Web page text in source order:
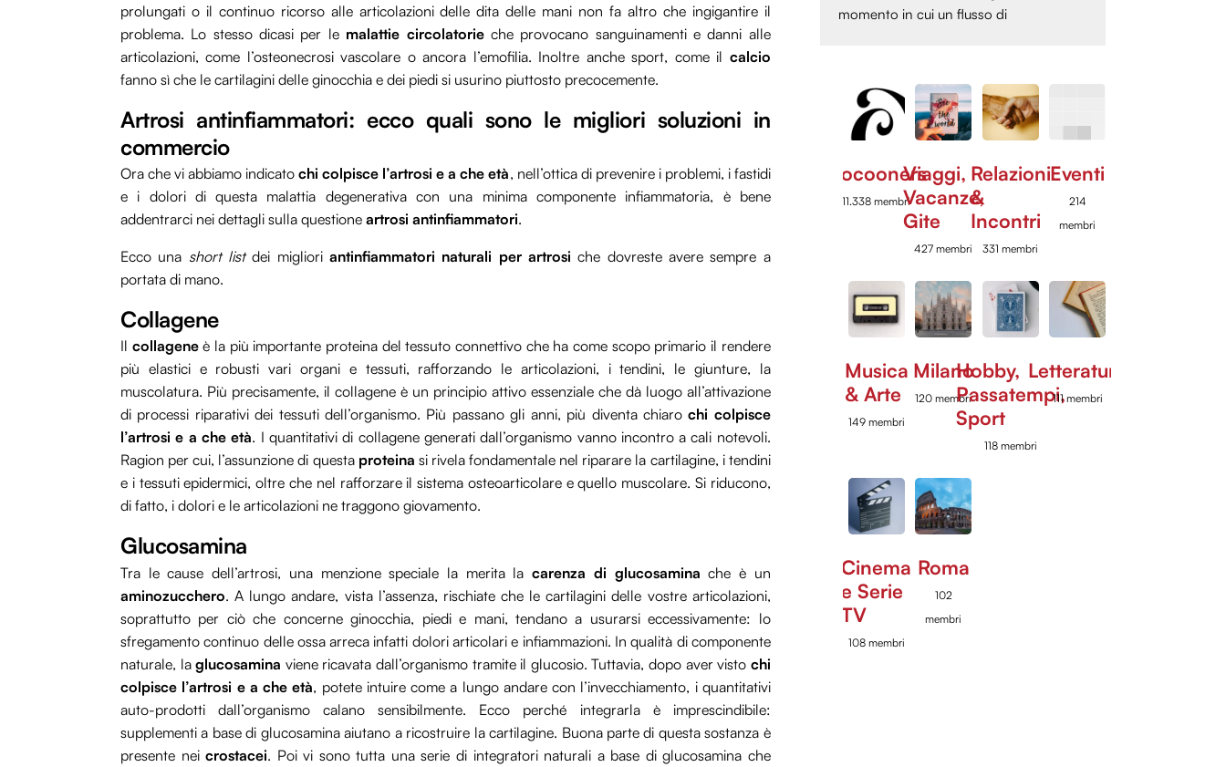
prolungati o il continuo ricorso alle articolazioni delle dita delle mani non fa altro che ingigantire il
problema. Lo stesso dicasi per le malattie circolatorieche provocano sanguinamenti e danni alle
articolazioni, come l’osteonecrosi vascolare o ancora l’emofilia. Inoltre anche sport, come il calcio
fanno sì che le cartilagini delle ginocchia e dei piedi si usurino piuttosto precocemente.
Artrosi antinfiammatori: ecco quali sono le migliori soluzioni in
commercio
Ora che vi abbiamo indicatochi colpisce l’artrosi e a che età, nell’ottica di prevenire i problemi, i fastidi
e i dolori di questa malattia degenerativa con una minima componente infiammatoria, è bene
addentrarci nei dettagli sulla questione artrosi antinfiammatori.
Ecco una short listdei miglioriantinfiammatori naturali per artrosi che dovreste avere sempre a
portata di mano.
Collagene
Il collageneè la più importante proteina del tessuto connettivo che ha come scopo primario il rendere
più elastici e robusti vari organi e tessuti, rafforzando le articolazioni, i tendini, le giunture, la
muscolatura. Più precisamente, il collagene è un principio attivo essenziale che dà luogo all’attivazione
di processi riparativi dei tessuti dell’organismo. Più passano gli anni, più diventa chiarochi colpisce
l’artrosi e a che età. I quantitativi di collagene generati dall’organismo vanno incontro a cali notevoli.
Ragion per cui, l’assunzione di questa proteina si rivela fondamentale nel riparare la cartilagine, i tendini
e i tessuti epidermici, oltre che nel rafforzare il sistema osteoarticolare e quello muscolare. Si riducono,
di fatto, i dolori e le articolazioni ne traggono giovamento.
Glucosamina
Tra le cause dell’artrosi, una menzione speciale la merita lacarenza di glucosamina che è un
aminozucchero. A lungo andare, vista l’assenza, rischiate che le cartilagini delle vostre articolazioni,
soprattutto per ciò che concerne ginocchia, piedi e mani, tendano a usurarsi eccessivamente: lo
sfregamento continuo delle ossa arreca infatti dolori articolari e infiammazioni. In qualità di componente
naturale, laglucosamina viene ricavata dall’organismo tramite il glucosio. Tuttavia, dopo aver visto chi
colpisce l’artrosi e a che età, potete intuire come a lungo andare con l’invecchiamento, i quantitativi
auto-prodotti dall’organismo calano sensibilmente. Ecco perché integrarla è imprescindibile:
supplementi a base di glucosamina aiutano a ricostruire la cartilagine. Buona parte di questa sostanza è
presente neicrostacei. Poi vi sono tutta una serie di integratori naturali a base di glucosamina che
momento in cui un flusso di
Cocooners
11.338 membri
Viaggi,
Vacanze,
Gite
427 membri
Relazioni
&
Incontri
331 membri
Eventi
214
membri
Musica
& Arte
149 membri
Milano
120 membri
Hobby,
Passatempi,
Sport
118 membri
Letteratura
111 membri
Cinema
e Serie
TV
108 membri
Roma
102
membri